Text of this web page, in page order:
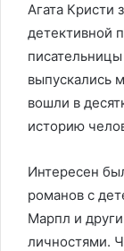
Агата Кристи
детективной
выпускались
вошли в
историю
Интересен
романов с
Марпл и
личностями.